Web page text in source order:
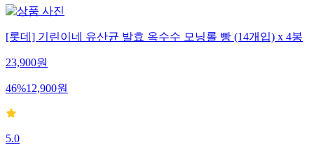
[롯데] 기린이네 유산균 발효 옥수수 모닝롤 빵 (14개입) x 4봉
23,900원
46%12,900원
5.0